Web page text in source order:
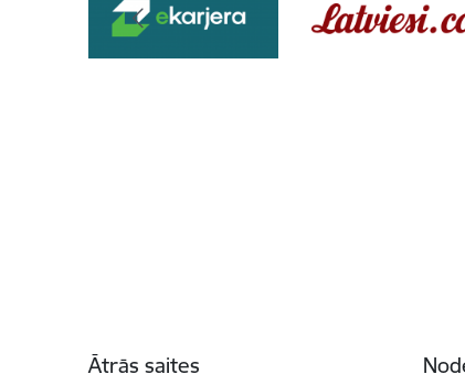
Ātrās saites